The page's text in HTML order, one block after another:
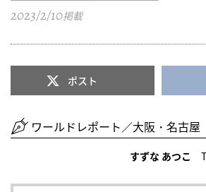
2023/2/10掲載
ポスト
ワールドレポート／大阪・名古屋
すずな あつこ